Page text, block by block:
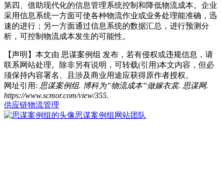
第四、借助现代化的信息管理系统控制和降低物流成本。企业
采用信息系统一方面可使各种物流作业或业务处理能准确，迅
速的进行；另一方面通过信息系统的数据汇总，进行预测分
析，可控制物流成本发生的可能性。
【声明】本文由 思谋案例组 发布，若有侵权或违规信息，请
联系网站处理。除非另有说明，可转载(引用)本文内容，但必
须保持内容署名、且涉及商业用途应获得原作者授权。
网址引用: 思谋案例组. 博科为”物流成本”做嫁衣裳. 思谋网.
https://www.scmor.com/view/355.
供应链物流管理
思谋案例组 网站团队